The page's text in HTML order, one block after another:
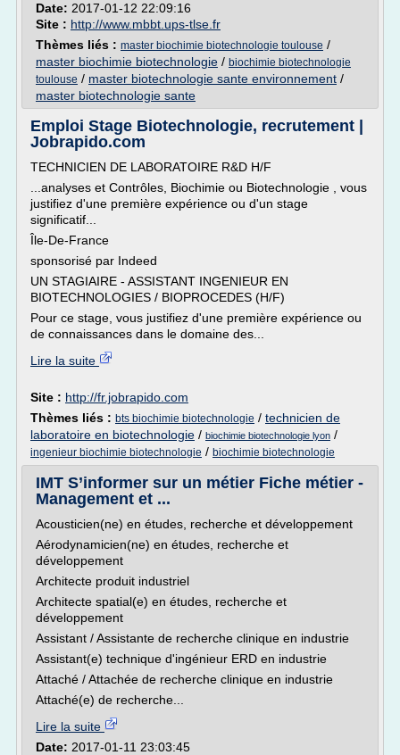
Date: 2017-01-12 22:09:16
Site : http://www.mbbt.ups-tlse.fr
Thèmes liés : master biochimie biotechnologie toulouse /
master biochimie biotechnologie / biochimie biotechnologie
toulouse / master biotechnologie sante environnement /
master biotechnologie sante
Emploi Stage Biotechnologie, recrutement |
Jobrapido.com
TECHNICIEN DE LABORATOIRE R&D H/F
...analyses et Contrôles, Biochimie ou Biotechnologie , vous
justifiez d'une première expérience ou d'un stage
significatif...
Île-De-France
sponsorisé par Indeed
UN STAGIAIRE - ASSISTANT INGENIEUR EN
BIOTECHNOLOGIES / BIOPROCEDES (H/F)
Pour ce stage, vous justifiez d'une première expérience ou
de connaissances dans le domaine des...
Lire la suite
Site : http://fr.jobrapido.com
Thèmes liés : bts biochimie biotechnologie / technicien de
laboratoire en biotechnologie / biochimie biotechnologie lyon /
ingenieur biochimie biotechnologie / biochimie biotechnologie
IMT S’informer sur un métier Fiche métier -
Management et ...
Acousticien(ne) en études, recherche et développement
Aérodynamicien(ne) en études, recherche et
développement
Architecte produit industriel
Architecte spatial(e) en études, recherche et
développement
Assistant / Assistante de recherche clinique en industrie
Assistant(e) technique d'ingénieur ERD en industrie
Attaché / Attachée de recherche clinique en industrie
Attaché(e) de recherche...
Lire la suite
Date: 2017-01-11 23:03:45